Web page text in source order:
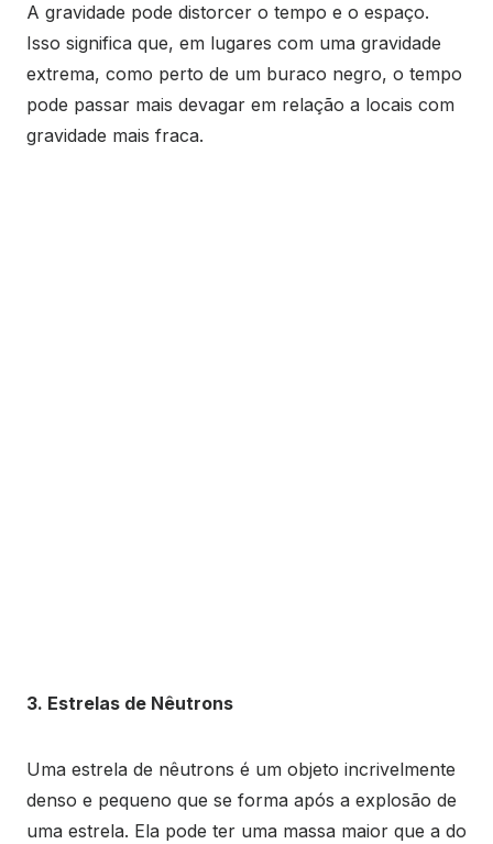
A gravidade pode distorcer o tempo e o espaço.
Isso significa que, em lugares com uma gravidade
extrema, como perto de um buraco negro, o tempo
pode passar mais devagar em relação a locais com
gravidade mais fraca.
3. Estrelas de Nêutrons
Uma estrela de nêutrons é um objeto incrivelmente
denso e pequeno que se forma após a explosão de
uma estrela. Ela pode ter uma massa maior que a do